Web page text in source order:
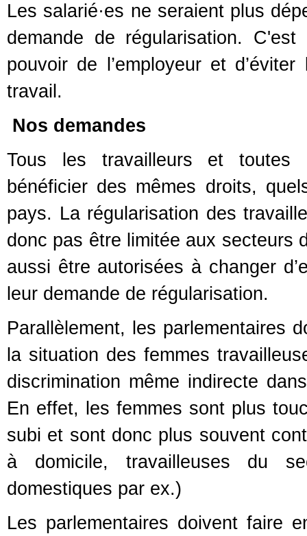
Les salarié·es ne seraient plus
demande de régularisation.
pouvoir de l’employeur et
travail.
Nos demandes
Tous les travailleurs et toutes
bénéficier des mêmes droits,
pays. La régularisation des
donc pas être limitée aux secteurs
aussi être autorisées à changer
leur demande de régularisation.
Parallèlement, les parlementaires
la situation des femmes
discrimination même indirecte
En effet, les femmes sont plus
subi et sont donc plus souvent
à domicile, travailleuses du
domestiques par ex.)
Les parlementaires doivent faire